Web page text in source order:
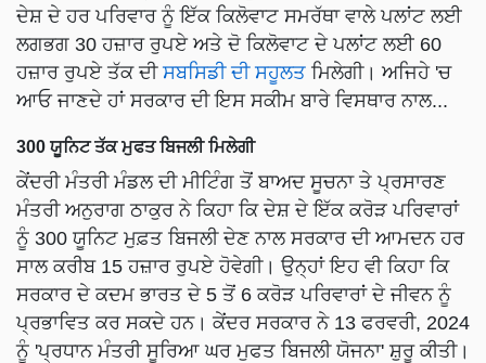
ਦੇਸ਼ ਦੇ ਹਰ ਪਰਿਵਾਰ ਨੂੰ ਇੱਕ ਕਿਲੋਵਾਟ ਸਮਰੱਥਾ ਵਾਲੇ ਪਲਾਂਟ ਲਈ
ਲਗਭਗ 30 ਹਜ਼ਾਰ ਰੁਪਏ ਅਤੇ ਦੋ ਕਿਲੋਵਾਟ ਦੇ ਪਲਾਂਟ ਲਈ 60
ਹਜ਼ਾਰ ਰੁਪਏ ਤੱਕ ਦੀਸਬਸਿਡੀ ਦੀ ਸਹੂਲਤ ਮਿਲੇਗੀ। ਅਜਿਹੇ 'ਚ
ਆਓ ਜਾਣਦੇ ਹਾਂ ਸਰਕਾਰ ਦੀ ਇਸ ਸਕੀਮ ਬਾਰੇ ਵਿਸਥਾਰ ਨਾਲ...
300 ਯੂਨਿਟ ਤੱਕ ਮੁਫਤ ਬਿਜਲੀ ਮਿਲੇਗੀ
ਕੇਂਦਰੀ ਮੰਤਰੀ ਮੰਡਲ ਦੀ ਮੀਟਿੰਗ ਤੋਂ ਬਾਅਦ ਸੂਚਨਾ ਤੇ ਪ੍ਰਸਾਰਣ
ਮੰਤਰੀ ਅਨੁਰਾਗ ਠਾਕੁਰ ਨੇ ਕਿਹਾ ਕਿ ਦੇਸ਼ ਦੇ ਇੱਕ ਕਰੋੜ ਪਰਿਵਾਰਾਂ
ਨੂੰ 300 ਯੂਨਿਟ ਮੁਫ਼ਤ ਬਿਜਲੀ ਦੇਣ ਨਾਲ ਸਰਕਾਰ ਦੀ ਆਮਦਨ ਹਰ
ਸਾਲ ਕਰੀਬ 15 ਹਜ਼ਾਰ ਰੁਪਏ ਹੋਵੇਗੀ। ਉਨ੍ਹਾਂ ਇਹ ਵੀ ਕਿਹਾ ਕਿ
ਸਰਕਾਰ ਦੇ ਕਦਮ ਭਾਰਤ ਦੇ 5 ਤੋਂ 6 ਕਰੋੜ ਪਰਿਵਾਰਾਂ ਦੇ ਜੀਵਨ ਨੂੰ
ਪ੍ਰਭਾਵਿਤ ਕਰ ਸਕਦੇ ਹਨ। ਕੇਂਦਰ ਸਰਕਾਰ ਨੇ 13 ਫਰਵਰੀ, 2024
ਨੂੰ 'ਪ੍ਰਧਾਨ ਮੰਤਰੀ ਸੂਰਿਆ ਘਰ ਮੁਫਤ ਬਿਜਲੀ ਯੋਜਨਾ' ਸ਼ੁਰੂ ਕੀਤੀ।